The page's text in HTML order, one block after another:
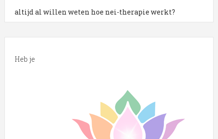
altijd al willen weten hoe nei-therapie werkt?
Heb je